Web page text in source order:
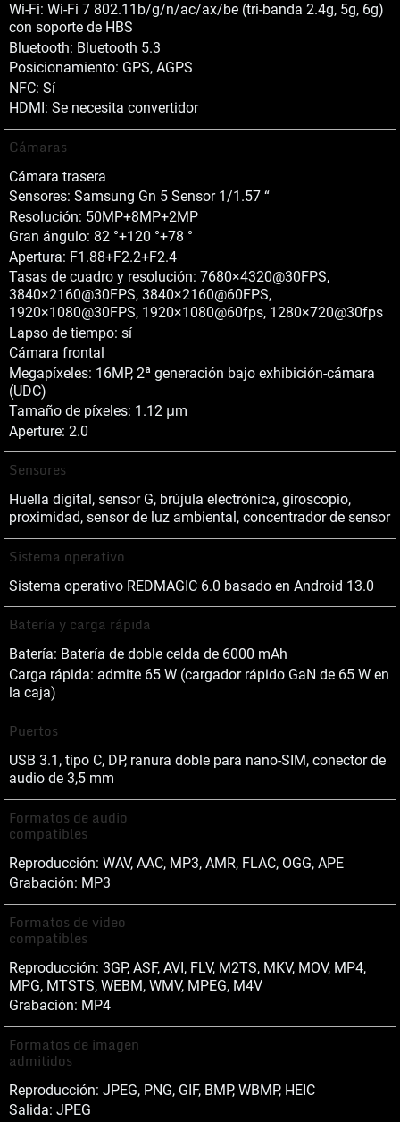
Wi-Fi: Wi-Fi 7 802.11b/g/n/ac/ax/be (tri-banda 2.4g, 5g, 6g)
con soporte de HBS
Bluetooth: Bluetooth 5.3
Posicionamiento: GPS, AGPS
NFC: Sí
HDMI: Se necesita convertidor
Cámaras
Cámara trasera
Sensores: Samsung Gn 5 Sensor 1/1.57 “
Resolución: 50MP+8MP+2MP
Gran ángulo: 82 °+120 °+78 °
Apertura: F1.88+F2.2+F2.4
Tasas de cuadro y resolución: 7680×4320@30FPS,
3840×2160@30FPS, 3840×2160@60FPS,
1920×1080@30FPS, 1920×1080@60fps, 1280×720@30fps
Lapso de tiempo: sí
Cámara frontal
Megapíxeles: 16MP, 2ª generación bajo exhibición-cámara
(UDC)
Tamaño de píxeles: 1.12 μm
Aperture: 2.0
Sensores
Huella digital, sensor G, brújula electrónica, giroscopio,
proximidad, sensor de luz ambiental, concentrador de sensor
Sistema operativo
Sistema operativo REDMAGIC 6.0 basado en Android 13.0
Batería y carga rápida
Batería: Batería de doble celda de 6000 mAh
Carga rápida: admite 65 W (cargador rápido GaN de 65 W en
la caja)
Puertos
USB 3.1, tipo C, DP, ranura doble para nano-SIM, conector de
audio de 3,5 mm
Formatos de audio
compatibles
Reproducción: WAV, AAC, MP3, AMR, FLAC, OGG, APE
Grabación: MP3
Formatos de video
compatibles
Reproducción: 3GP, ASF, AVI, FLV, M2TS, MKV, MOV, MP4,
MPG, MTSTS, WEBM, WMV, MPEG, M4V
Grabación: MP4
Formatos de imagen
admitidos
Reproducción: JPEG, PNG, GIF, BMP, WBMP, HEIC
Salida: JPEG